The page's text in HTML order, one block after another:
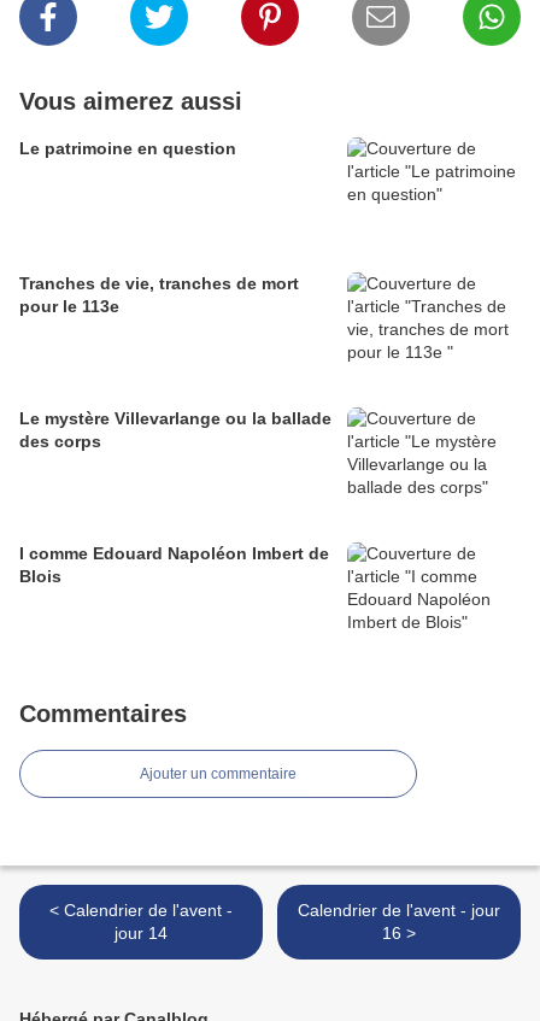
Vous aimerez aussi
Le patrimoine en question
Tranches de vie, tranches de mort
pour le 113e
Le mystère Villevarlange ou la ballade
des corps
I comme Edouard Napoléon Imbert de
Blois
Commentaires
Ajouter un commentaire
< Calendrier de l'avent -
jour 14
Calendrier de l'avent - jour
16 >